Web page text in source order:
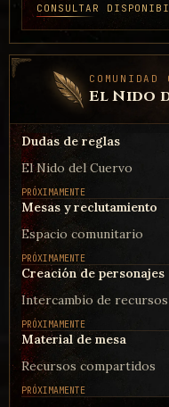
ESPECIES
Especie Aerye
ESPECIES
Especie Arteso
CONSULTAR
El Nido
Dudas de reglas
El Nido del Cuervo
PRÓXIMAMENTE
Mesas y reclutamiento
Espacio comunitario
PRÓXIMAMENTE
Creación de personajes
Intercambio de recursos
PRÓXIMAMENTE
Material de mesa
Recursos compartidos
PRÓXIMAMENTE